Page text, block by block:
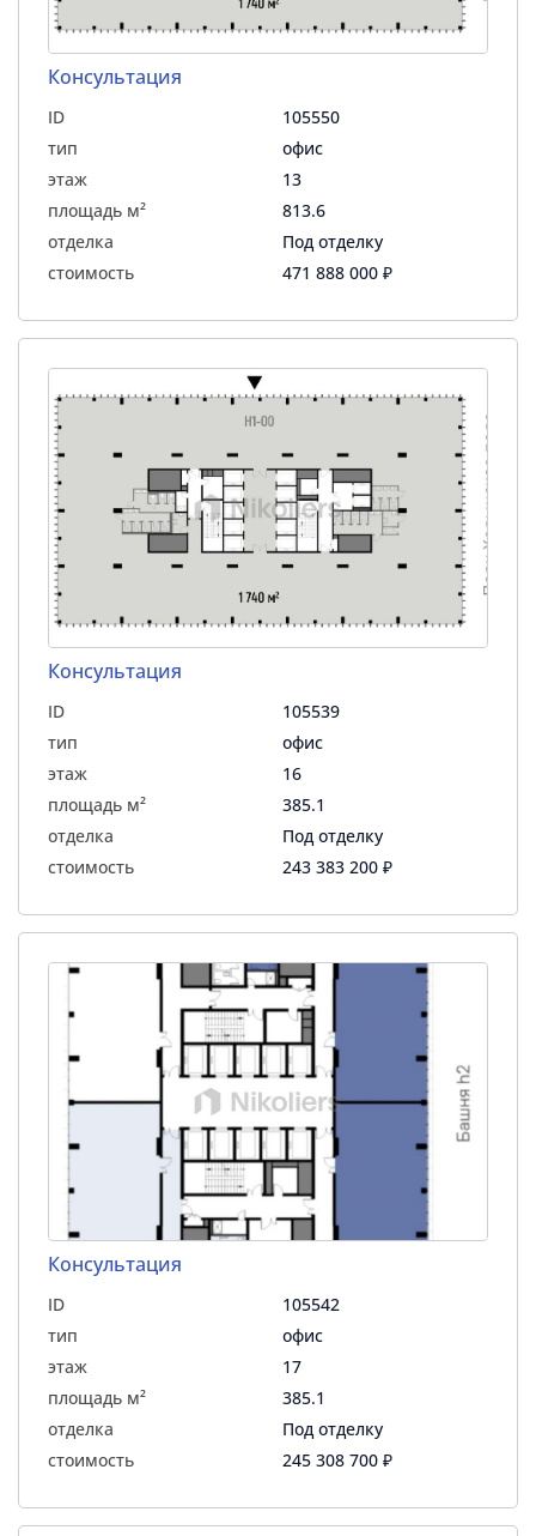
Консультация
ID
105550
тип
офис
этаж
13
площадь м²
813.6
отделка
Под отделку
стоимость
471 888 000 ₽
Консультация
ID
105539
тип
офис
этаж
16
площадь м²
385.1
отделка
Под отделку
стоимость
243 383 200 ₽
Консультация
ID
105542
тип
офис
этаж
17
площадь м²
385.1
отделка
Под отделку
стоимость
245 308 700 ₽